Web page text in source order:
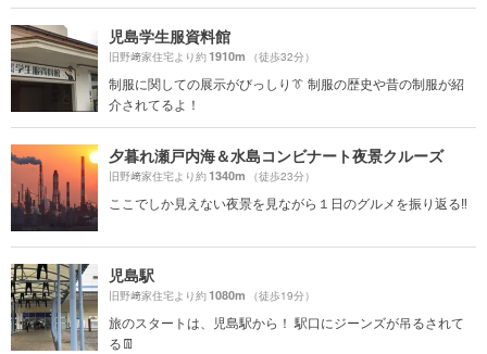
児島学生服資料館
旧野﨑家住宅より約1910m （徒歩32分）
制服に関しての展示がびっしり👔 制服の歴史や昔の制服が紹
介されてるよ！
夕暮れ瀬戸内海＆水島コンビナート夜景クルーズ
旧野﨑家住宅より約1340m （徒歩23分）
ここでしか見えない夜景を見ながら１日のグルメを振り返る‼︎
児島駅
旧野﨑家住宅より約1080m （徒歩19分）
旅のスタートは、児島駅から！ 駅口にジーンズが吊るされて
る👖